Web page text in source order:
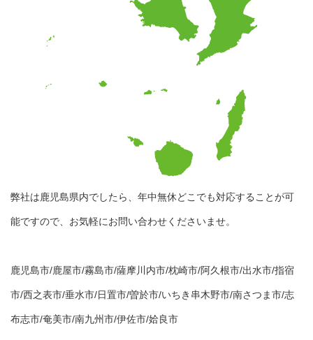
弊社は鹿児島県内でしたら、年中無休どこでも対応することが可
能ですので、お気軽にお問い合わせくださいませ。
鹿児島市/鹿屋市/霧島市/薩摩川内市/枕崎市/阿久根市/出水市/指宿
市/西之表市/垂水市/日置市/曽於市/いちき串木野市/南さつま市/志
布志市/奄美市/南九州市/伊佐市/姶良市